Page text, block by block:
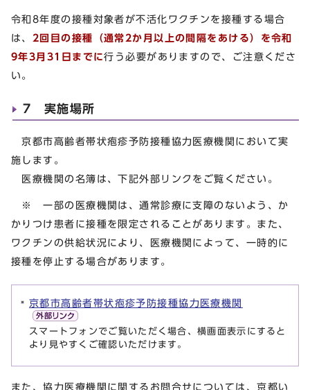
令和8年度の接種対象者が不活化ワクチンを接種する場合
は、 2回目の接種（通常2か月以上の間隔をあける）を令和
9年3月31日までに行う必要がありますので、ご注意くださ
い。
7 実施場所
京都市高齢者帯状疱疹予防接種協力医療機関において実
施します。
医療機関の名簿は、下記外部リンクをご覧ください。
※ 一部の医療機関は、通常診療に支障のないよう、か
かりつけ患者に接種を限定されることがあります。また、
ワクチンの供給状況により、医療機関によって、一時的に
接種を停止する場合があります。
京都市高齢者帯状疱疹予防接種協力医療機関
スマートフォンでご覧いただく場合、横画面表示にすると
より見やすくご確認いただけます。
また、協力医療機関に関するお問合せについては、京都い